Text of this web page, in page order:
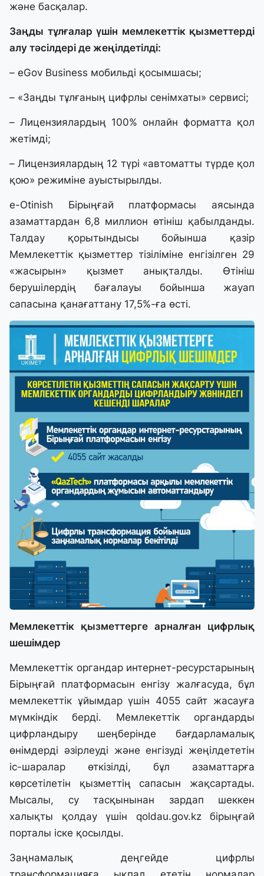
және басқалар.
Заңды тұлғалар үшін мемлекеттік қызметтерді
алу тәсілдері де жеңілдетілді:
– eGov Business мобильді қосымшасы;
– «Заңды тұлғаның цифрлы сенімхаты» сервисі;
– Лицензиялардың 100% онлайн форматта қол
жетімді;
– Лицензиялардың 12 түрі «автоматты түрде қол
қою» режиміне ауыстырылды.
е-Otinish Бірыңғай платформасы аясында
азаматтардан 6,8 миллион өтініш қабылданды.
Талдау қорытындысы бойынша қазір
Мемлекеттік қызметтер тізіліміне енгізілген 29
«жасырын» қызмет анықталды. Өтініш
берушілердің бағалауы бойынша жауап
сапасына қанағаттану 17,5%-ға өсті.
Мемлекеттік қызметтерге арналған цифрлық
шешімдер
Мемлекеттік органдар интернет-ресурстарының
Бірыңғай платформасын енгізу жалғасуда, бұл
мемлекеттік ұйымдар үшін 4055 сайт жасауға
мүмкіндік берді. Мемлекеттік органдарды
цифрландыру шеңберінде бағдарламалық
өнімдерді әзірлеуді және енгізуді жеңілдететін
іс-шаралар өткізілді, бұл азаматтарға
көрсетілетін қызметтің сапасын жақсартады.
Мысалы, су тасқынынан зардап шеккен
халықты қолдау үшін qoldau.gov.kz бірыңғай
порталы іске қосылды.
Заңнамалық деңгейде цифрлы